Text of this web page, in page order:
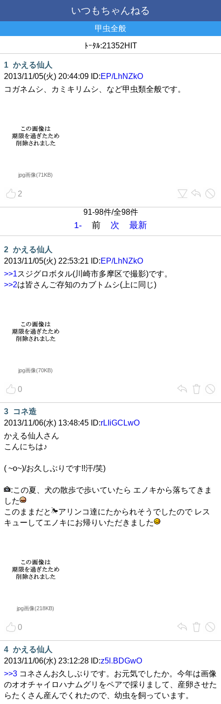
いつもちゃんねる
甲虫全般
ﾄｰﾀﾙ:21352HIT
1 かえる仙人
2013/11/05(火) 20:44:09 ID:EP/LhNZkO
コガネムシ、カミキリムシ、など甲虫類全般です。
jpg画像(71KB)
2
91-98件/全98件
1- 前 次 最新
2 かえる仙人
2013/11/05(火) 22:53:21 ID:EP/LhNZkO
>>1スジグロボタル(川崎市多摩区で撮影)です。
>>2は皆さんご存知のカブトムシ(上に同じ)
jpg画像(70KB)
0
3
コネ造
2013/11/06(水) 13:48:45 ID:rLIiGCLwO
かえる仙人さん
こんにちは♪
( ~o~)/お久しぶりです!!汗/笑)
:この夏、犬の散歩で歩いていたら エノキから落ちてきま
した
このままだと
アリンコ達にたかられそうでしたので レス
キューしてエノキにお帰りいただきました
jpg画像(218KB)
0
4 かえる仙人
2013/11/06(水) 23:12:28 ID:z5l.BDGwO
>>3 コネさんお久しぶりです。お元気でしたか。今年は画像
のオオチャイロハナムグリをペアで採りまして、産卵させた
らたくさん産んでくれたので、幼虫を飼っています。